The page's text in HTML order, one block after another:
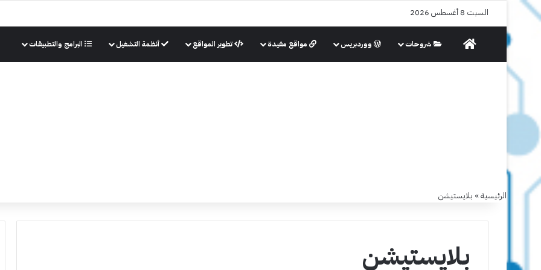
السبت 8 أغسطس 2026
الرئيسية شروحات ووردبريس مواقع مفيدة تطوير المواقع أنظمة التشغيل البرامج والتطبيقات
الرئيسية» بلايستيشن
بلايستيشن